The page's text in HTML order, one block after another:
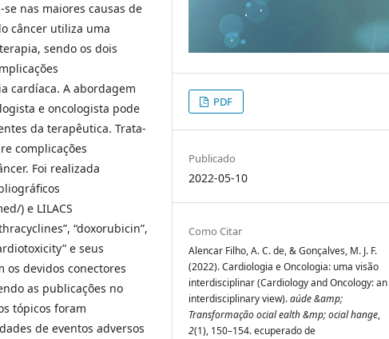
nas maiores causas de
câncer utiliza uma
sendo os dois
cardíaca. A abordagem
e oncologista pode
da terapêutica. Trata-
complicações
Foi realizada
) e LILACS
“doxorubicin”,
e seus
os devidos conectores
as publicações no
tópicos foram
de eventos adversos
PDF
Publicado
2022-05-10
Como Citar
Alencar Filho, A. C. de, & Gonçalves, M. J. F.
(2022). Cardiologia e Oncologia: uma visão
interdisciplinar (Cardiology and Oncology: an
interdisciplinary view).aúde &amp;
Transformação ocial ealth &mp; ocial hange,
2(1), 150–154. ecuperado de